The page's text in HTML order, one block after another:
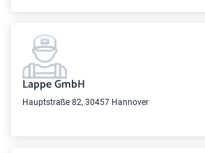
Lappe GmbH
Hauptstraße 82, 30457 Hannover